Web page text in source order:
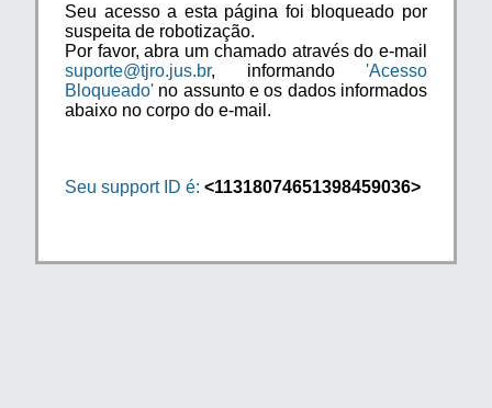
Seu acesso a esta página foi bloqueado por
suspeita de robotização.
Por favor, abra um chamado através do e-mail
suporte@tjro.jus.br, informando 'Acesso
Bloqueado' no assunto e os dados informados
abaixo no corpo do e-mail.
Seu support ID é: <11318074651398459036>